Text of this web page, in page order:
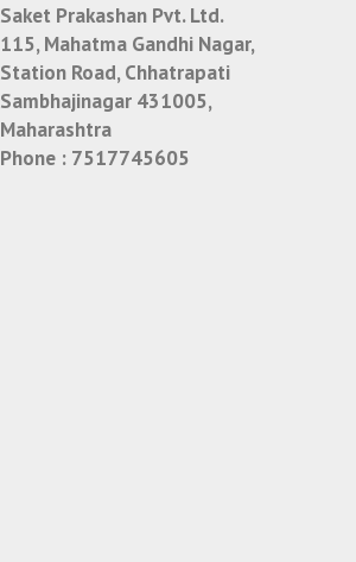
Saket Prakashan Pvt. Ltd.
115, Mahatma Gandhi Nagar,
Station Road, Chhatrapati
Sambhajinagar 431005,
Maharashtra
Phone : 7517745605